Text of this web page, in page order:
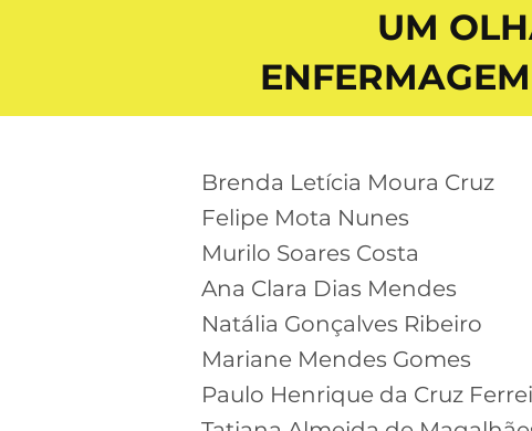
UM
Brenda Letícia Moura Cruz
Felipe Mota Nunes
Murilo Soares Costa
Ana Clara Dias Mendes
Natália Gonçalves Ribeiro
Mariane Mendes Gomes
Paulo Henrique da Cruz